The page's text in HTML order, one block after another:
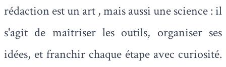
rédaction est un art , mais aussi une science : il
s'agit de maîtriser les outils, organiser ses
idées, et franchir chaque étape avec curiosité.